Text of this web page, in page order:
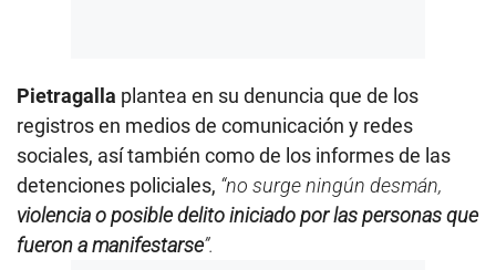
Pietragalla plantea en su denuncia que de los
registros en medios de comunicación y redes
sociales, así también como de los informes de las
detenciones policiales, “no surge ningún desmán,
violencia o posible delito iniciado por las personas que
fueron a manifestarse”.